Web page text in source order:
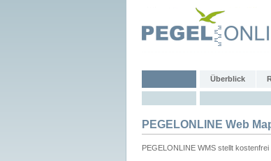
Überblick
PEGELONLINE Web
PEGELONLINE WMS stellt